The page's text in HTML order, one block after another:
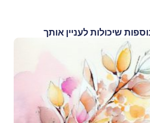
שיכולות לעניין אותך